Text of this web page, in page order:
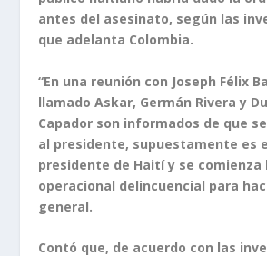
antes del asesinato, según las
que adelanta Colombia.
“En una reunión con Joseph Félix
llamado Askar, Germán Rivera y
Capador son informados de que
al presidente, supuestamente es
presidente de Haití y se comienza
operacional delincuencial para
general.
Contó que, de acuerdo con las